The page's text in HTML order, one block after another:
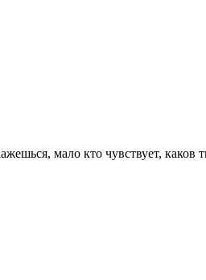
мало кто чувствует, каков